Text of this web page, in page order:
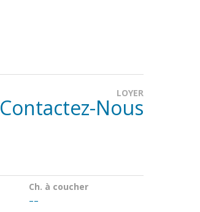
LOYER
Contactez-Nous
Ch. à coucher
--